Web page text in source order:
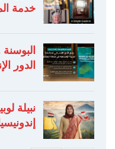
خدمة
الدور
نبيلة